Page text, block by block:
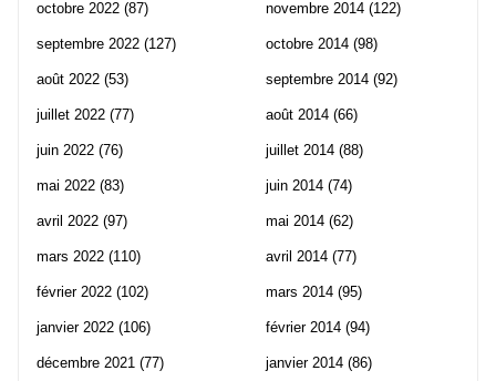
octobre 2022 (87)
septembre 2022 (127)
août 2022 (53)
juillet 2022 (77)
juin 2022 (76)
mai 2022 (83)
avril 2022 (97)
mars 2022 (110)
février 2022 (102)
janvier 2022 (106)
décembre 2021 (77)
novembre 2014 (122)
octobre 2014 (98)
septembre 2014 (92)
août 2014 (66)
juillet 2014 (88)
juin 2014 (74)
mai 2014 (62)
avril 2014 (77)
mars 2014 (95)
février 2014 (94)
janvier 2014 (86)